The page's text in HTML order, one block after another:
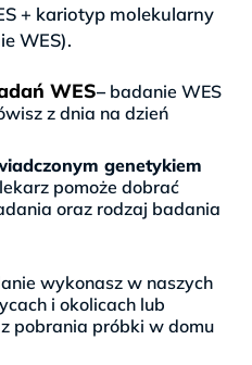
+ kariotyp molekularny
WES).
WES– badanie WES
z dnia na dzień
genetykiem
pomoże dobrać
oraz rodzaj badania
wykonasz w naszych
i okolicach lub
pobrania próbki w domu